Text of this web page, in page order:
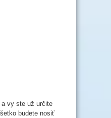
vy ste už určite
budete nosiť